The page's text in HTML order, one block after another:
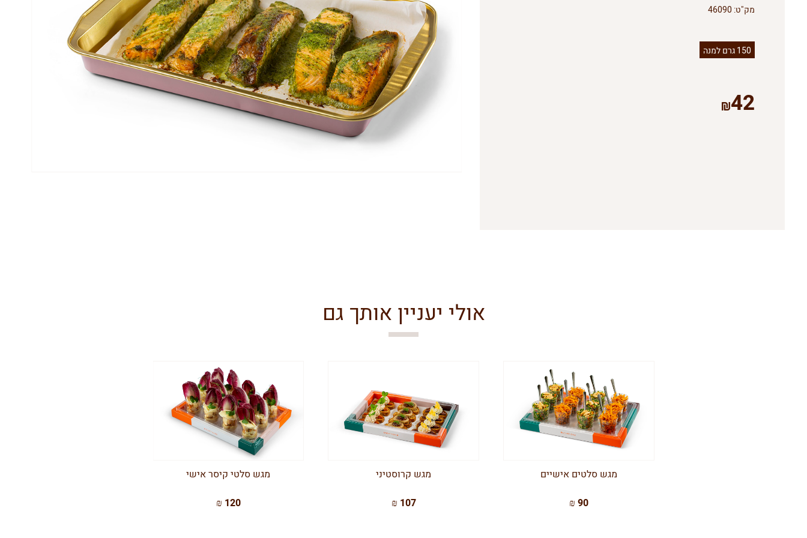
מק"ט: 46090
150 גרם למנה
42
אולי יעניין אותך גם
מגש סלטים אישיים
90 ₪
מגש קרוסטיני
107 ₪
מגש סלטי קיסר אישי
120 ₪